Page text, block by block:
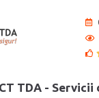
TDA - Servicii